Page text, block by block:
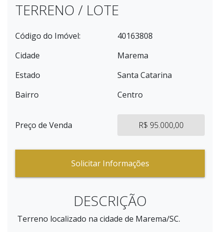
TERRENO / LOTE
Código do Imóvel:
40163808
Cidade
Marema
Estado
Santa Catarina
Bairro
Centro
Preço de Venda R$ 95.000,00
Solicitar Informações
DESCRIÇÃO
Terreno localizado na cidade de Marema/SC.